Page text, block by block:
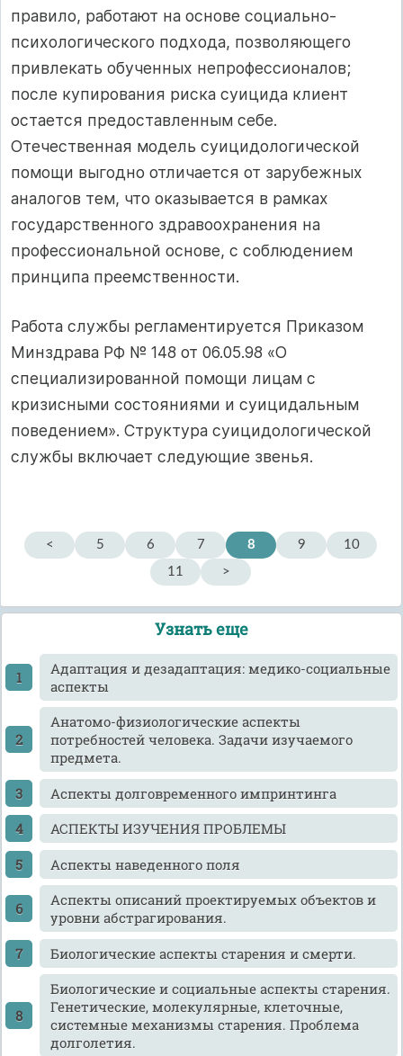
правило, работают на основе социально-
психологического подхода, позволяющего
привлекать обученных непрофессионалов;
после купирования риска суицида клиент
остается предоставленным себе.
Отечественная модель суицидологической
помощи выгодно отличается от зарубежных
аналогов тем, что оказывается в рамках
государственного здравоохранения на
профессиональной основе, с соблюдением
принципа преемственности.
Работа службы регламентируется Приказом
Минздрава РФ № 148 от 06.05.98 «О
специализированной помощи лицам с
кризисными состояниями и суицидальным
поведением». Структура суицидологической
службы включает следующие звенья.
< 5 6 7 8 9
10
11
>
Узнать еще
Адаптация и дезадаптация: медико-социальные
аспекты
Анатомо-физиологические аспекты
потребностей человека. Задачи изучаемого
предмета.
Аспекты долговременного импринтинга
АСПЕКТЫ ИЗУЧЕНИЯ ПРОБЛЕМЫ
Аспекты наведенного поля
Аспекты описаний проектируемых объектов и
уровни абстрагирования.
Биологические аспекты старения и смерти.
Биологические и социальные аспекты старения.
Генетические, молекулярные, клеточные,
системные механизмы старения. Проблема
долголетия.